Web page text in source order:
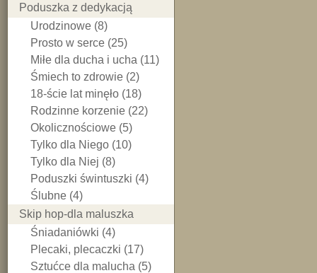
Poduszka z dedykacją
Urodzinowe (8)
Prosto w serce (25)
Miłe dla ducha i ucha (11)
Śmiech to zdrowie (2)
18-ście lat minęło (18)
Rodzinne korzenie (22)
Okolicznościowe (5)
Tylko dla Niego (10)
Tylko dla Niej (8)
Poduszki świntuszki (4)
Ślubne (4)
Skip hop-dla maluszka
Śniadaniówki (4)
Plecaki, plecaczki (17)
Sztućce dla malucha (5)